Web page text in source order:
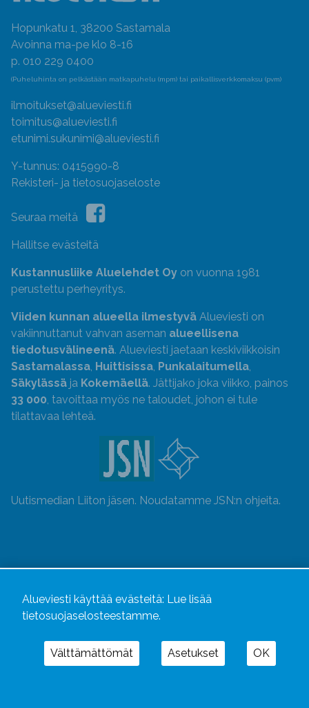
Hopunkatu 1, 38200 Sastamala
Avoinna ma-pe klo 8-16
p. 010 229 0400
(Puheluhinta on pelkästään matkapuhelu (mpm) tai paikallisverkkomaksu (pvm)
ilmoitukset@alueviesti.fi
toimitus@alueviesti.fi
etunimi.sukunimi@alueviesti.fi
Y-tunnus: 0415990-8
Rekisteri- ja tietosuojaseloste
Seuraa meitä
Hallitse evästeitä
Kustannusliike Aluelehdet Oy on vuonna 1981
perustettu perheyritys.
Viiden kunnan alueella ilmestyvä Alueviesti on
vakiinnuttanut vahvan aseman alueellisena
tiedotusvälineenä. Alueviesti jaetaan keskiviikkoisin
Sastamalassa, Huittisissa, Punkalaitumella,
Säkylässä ja Kokemäellä. Jättijako joka viikko, painos
33 000, tavoittaa myös ne taloudet, johon ei tule
tilattavaa lehteä.
Uutismedian Liiton jäsen. Noudatamme JSN:n ohjeita.
Alueviesti käyttää evästeitä: Lue lisää
tietosuojaselosteestamme.
Välttämättömät Asetukset OK